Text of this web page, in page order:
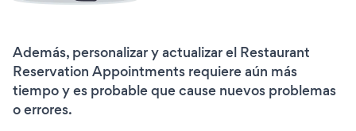
Además, personalizar y actualizar el Restaurant
Reservation Appointments requiere aún más
tiempo y es probable que cause nuevos problemas
o errores.